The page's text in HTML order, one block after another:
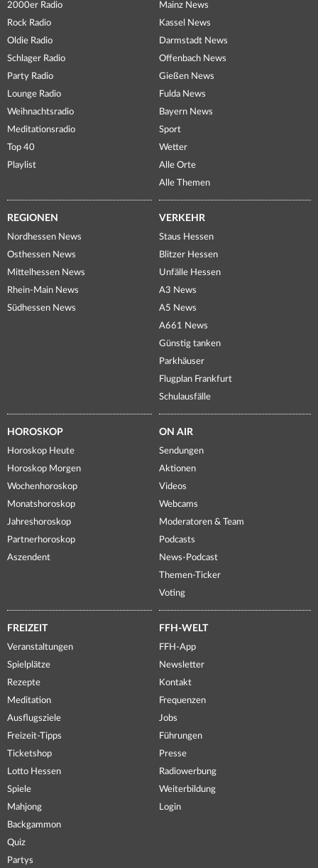
2000er Radio
Rock Radio
Oldie Radio
Schlager Radio
Party Radio
Lounge Radio
Weihnachtsradio
Meditationsradio
Top 40
Playlist
Mainz News
Kassel News
Darmstadt News
Offenbach News
Gießen News
Fulda News
Bayern News
Sport
Wetter
Alle Orte
Alle Themen
REGIONEN
Nordhessen News
Osthessen News
Mittelhessen News
Rhein-Main News
Südhessen News
VERKEHR
Staus Hessen
Blitzer Hessen
Unfälle Hessen
A3 News
A5 News
A661 News
Günstig tanken
Parkhäuser
Flugplan Frankfurt
Schulausfälle
HOROSKOP
Horoskop Heute
Horoskop Morgen
Wochenhoroskop
Monatshoroskop
Jahreshoroskop
Partnerhoroskop
Aszendent
ON AIR
Sendungen
Aktionen
Videos
Webcams
Moderatoren & Team
Podcasts
News-Podcast
Themen-Ticker
Voting
FREIZEIT
Veranstaltungen
Spielplätze
Rezepte
Meditation
Ausflugsziele
Freizeit-Tipps
Ticketshop
Lotto Hessen
Spiele
Mahjong
Backgammon
Quiz
Partys
FFH-WELT
FFH-App
Newsletter
Kontakt
Frequenzen
Jobs
Führungen
Presse
Radiowerbung
Weiterbildung
Login